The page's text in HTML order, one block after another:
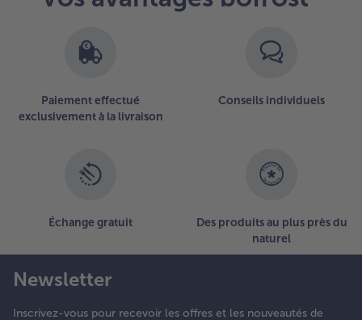
Paiement effectué
exclusivement à la livraison
Conseils individuels
Échange gratuit
Des produits au plus près du
naturel
Newsletter
Inscrivez-vous pour recevoir les offres et les nouveautés de